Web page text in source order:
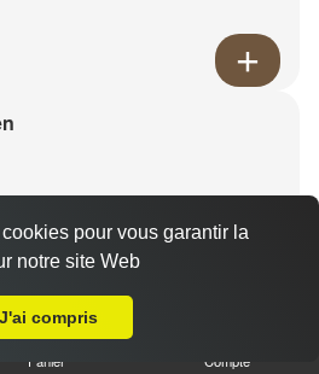
fromagère
Panier Compte
pour vous garantir la
notre site Web
J'ai compris